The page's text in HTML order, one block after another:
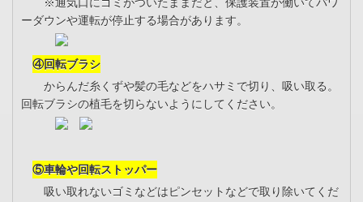
※通気口にゴミがついたままだと、保護装置が働いてパワ
ーダウンや運転が停止する場合があります。
④回転ブラシ
からんだ糸くずや髪の毛などをハサミで切り、吸い取る。
回転ブラシの植毛を切らないようにしてください。
⑤車輪や回転ストッパー
吸い取れないゴミなどはピンセットなどで取り除いてくだ